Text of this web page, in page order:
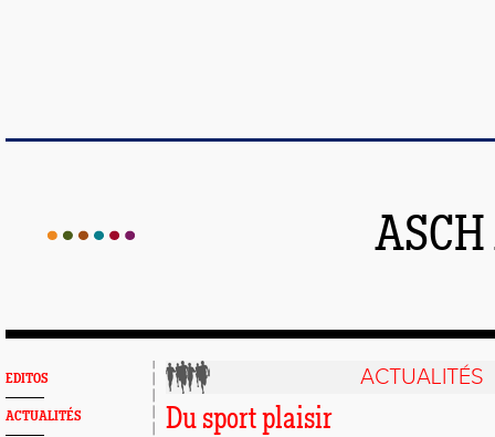
EDITOS
ACTUALITÉS
ACTUALITÉS
Du sport plaisir